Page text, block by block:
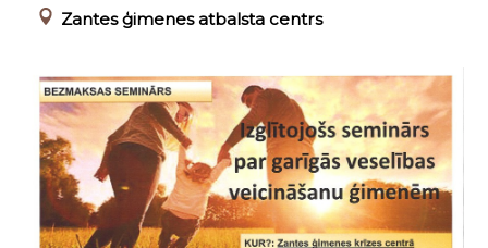
Zantes ģimenes atbalsta centrs